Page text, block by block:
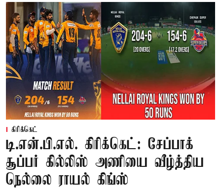
கிரிக்கெட்
டி.என்.பி.எல். கிரிக்கெட்: சேப்பாக்
சூப்பர் கில்லிஸ் அணியை வீழ்த்திய
நெல்லை ராயல் கிங்ஸ்